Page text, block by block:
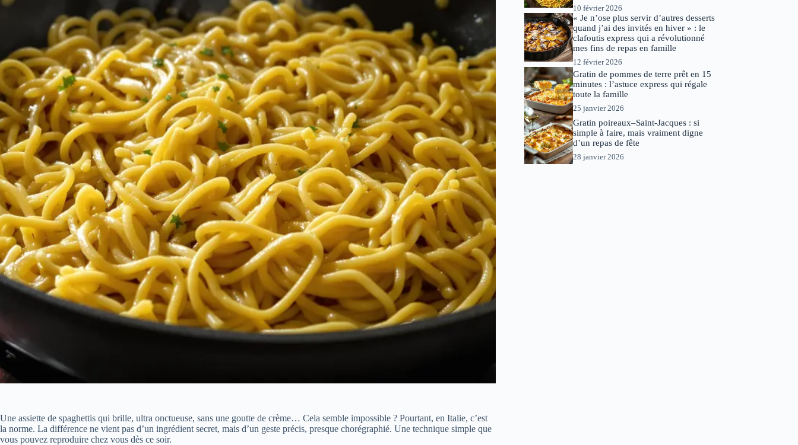
Une assiette de spaghettis qui brille, ultra onctueuse, sans une goutte de crème… Cela semble impossible ? Pourtant, en Italie, c’est
la norme. La différence ne vient pas d’un ingrédient secret, mais d’un geste précis, presque chorégraphié. Une technique simple que
vous pouvez reproduire chez vous dès ce soir.
10 février 2026
« Je n’ose plus servir d’autres desserts
quand j’ai des invités en hiver » : le
clafoutis express qui a révolutionné
mes fins de repas en famille
12 février 2026
Gratin de pommes de terre prêt en 15
minutes : l’astuce express qui régale
toute la famille
25 janvier 2026
Gratin poireaux–Saint-Jacques : si
simple à faire, mais vraiment digne
d’un repas de fête
28 janvier 2026